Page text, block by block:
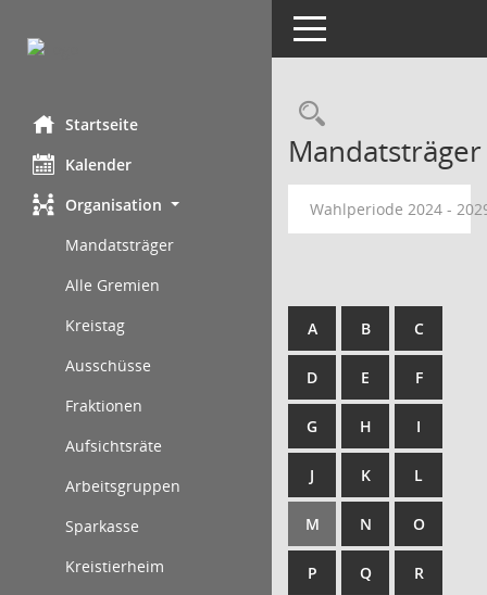
Startseite
Kalender
Organisation
Mandatsträger
Alle Gremien
Kreistag
Ausschüsse
Fraktionen
Aufsichtsräte
Arbeitsgruppen
Sparkasse
Kreistierheim
Toggle navigation
Mandatsträger
Wahlperiode 2024 -
A B C
D E F
G H I
J K L
M N O
P Q R